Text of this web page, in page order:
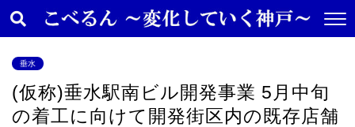
垂水
(仮称)垂水駅南ビル開発事業 5月中旬
の着工に向けて開発街区内の既存店舗